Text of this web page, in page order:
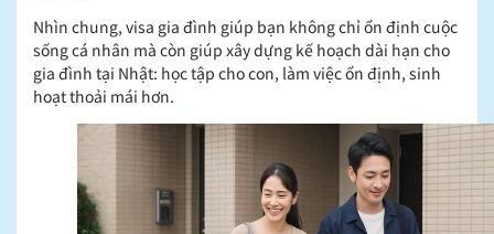
Nhìn chung, visa gia đình giúp bạn không chỉ ổn định cuộc
sống cá nhân mà còn giúp xây dựng kế hoạch dài hạn cho
gia đình tại Nhật: học tập cho con, làm việc ổn định, sinh
hoạt thoải mái hơn.